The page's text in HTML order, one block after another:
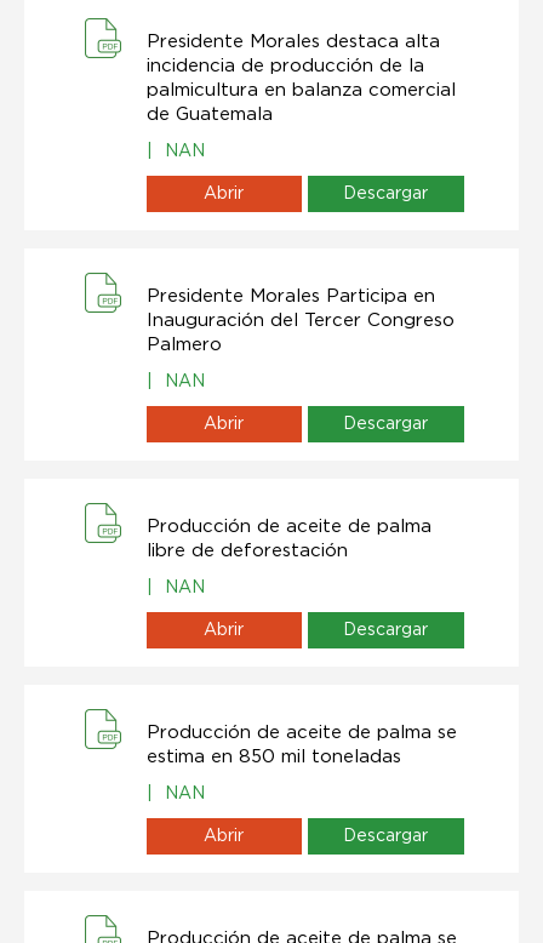
Presidente Morales destaca alta
incidencia de producción de la
palmicultura en balanza comercial
de Guatemala
NAN
Abrir Descargar
Presidente Morales Participa en
Inauguración del Tercer Congreso
Palmero
NAN
Abrir Descargar
Producción de aceite de palma
libre de deforestación
NAN
Abrir Descargar
Producción de aceite de palma se
estima en 850 mil toneladas
NAN
Abrir Descargar
Producción de aceite de palma se